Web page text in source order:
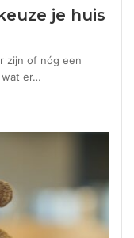
je huis
zijn of nóg een
wat er…